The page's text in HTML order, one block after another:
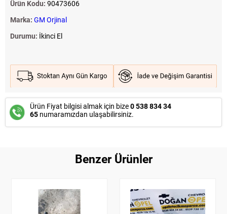
Ürün Kodu: 90473606
Marka: GM Orjinal
Durumu: İkinci El
Ürün Fiyat bilgisi almak için bize0 538 834 34
65 numaramızdan ulaşabilirsiniz.
Benzer Ürünler